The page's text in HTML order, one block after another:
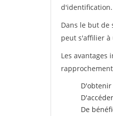
d'identification.
Dans le but de
peut s'affilier à
Les
De